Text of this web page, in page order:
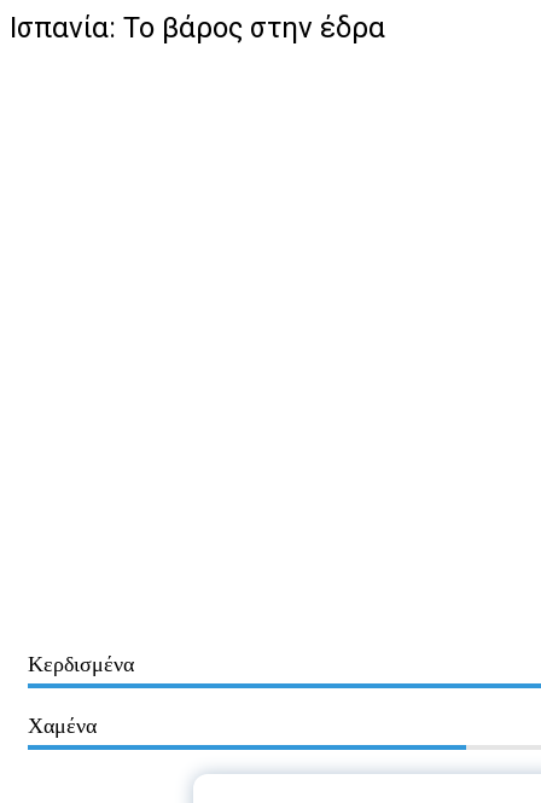
Ισπανία: Το βάρος στην έδρα
Κερδισμένα
Χαμένα